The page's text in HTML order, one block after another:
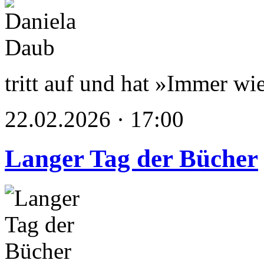
tritt auf und hat »Immer
22.02.2026 · 17:00
Langer Tag der Bücher